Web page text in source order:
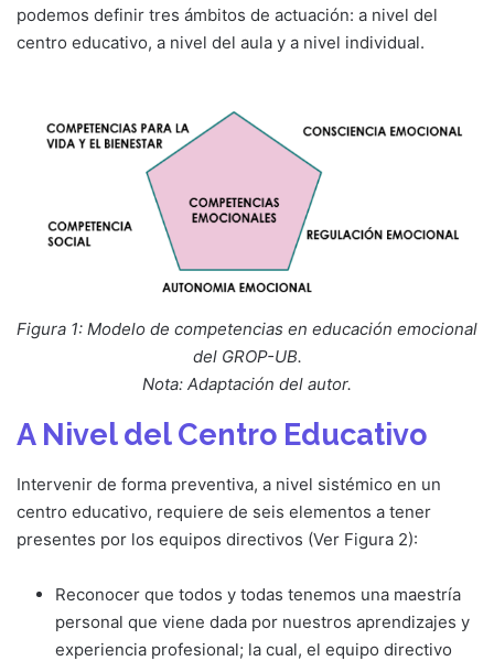
podemos definir tres ámbitos de actuación: a nivel del
centro educativo, a nivel del aula y a nivel individual.
Figura 1: Modelo de competencias en educación emocional
del GROP-UB.
Nota: Adaptación del autor.
A Nivel del Centro Educativo
Intervenir de forma preventiva, a nivel sistémico en un
centro educativo, requiere de seis elementos a tener
presentes por los equipos directivos (Ver Figura 2):
Reconocer que todos y todas tenemos una maestría
personal que viene dada por nuestros aprendizajes y
experiencia profesional; la cual, el equipo directivo